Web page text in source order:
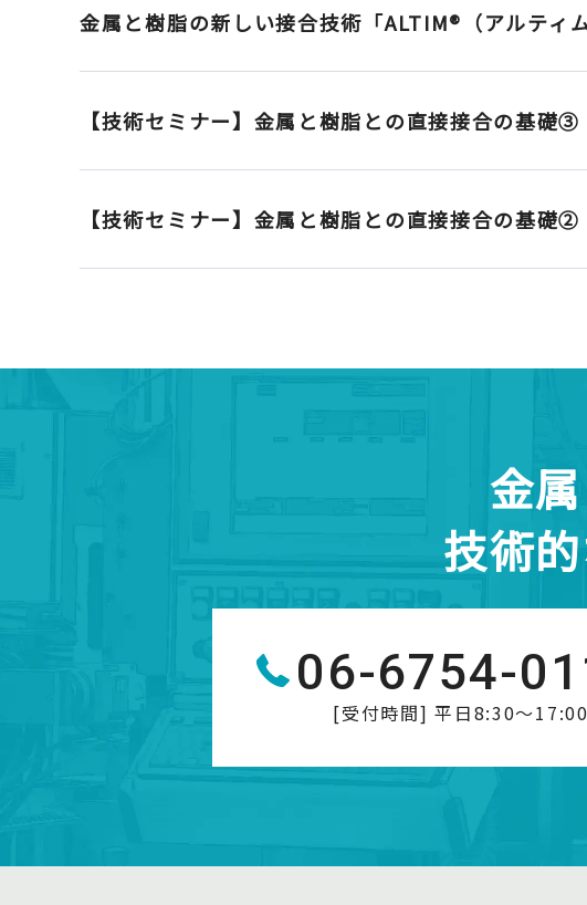
金属と樹脂の新しい接合技術「ALTIM®（アルティ
【技術セミナー】金属と樹脂との直接接合の基礎③
【技術セミナー】金属と樹脂との直接接合の基礎②
金
技術
06-6754-
[受付時間] 平日8:30～17:00